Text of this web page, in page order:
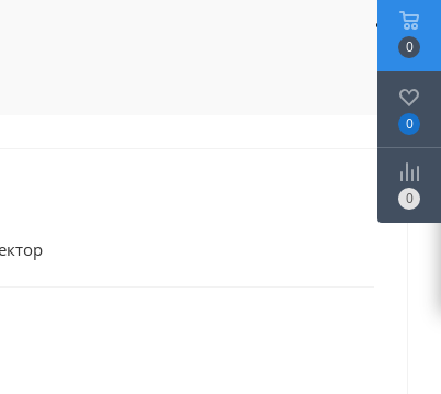
0
0
0